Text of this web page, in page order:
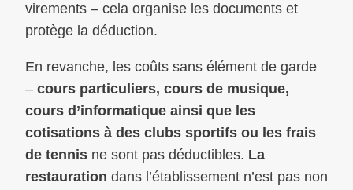
virements – cela organise les documents et
protège la déduction.
En revanche, les coûts sans élément de garde
– cours particuliers, cours de musique,
cours d’informatique ainsi que les
cotisations à des clubs sportifs ou les frais
de tennis ne sont pas déductibles. La
restauration dans l’établissement n’est pas non